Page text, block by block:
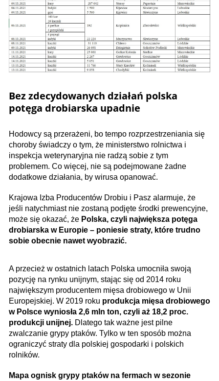
Bez zdecydowanych działań polska
potęga drobiarska upadnie
Hodowcy są przerażeni, bo tempo rozprzestrzeniania się
choroby świadczy o tym, że ministerstwo rolnictwa i
inspekcja weterynaryjna nie radzą sobie z tym
problemem. Co więcej, nie są podejmowane żadne
dodatkowe działania, by wirusa opanować.
Krajowa Izba Producentów Drobiu i Pasz alarmuje, że
jeśli natychmiast nie zostaną podjęte środki prewencyjne,
może się okazać, że Polska, czyli największa potęga
drobiarska w Europie – poniesie straty, które trudno
sobie obecnie nawet wyobrazić.
A przecież w ostatnich latach Polska umocniła swoją
pozycję na rynku unijnym, stając się od 2014 roku
największym producentem mięsa drobiowego w Unii
Europejskiej. W 2019 roku produkcja mięsa drobiowego
w Polsce wyniosła 2,6 mln ton, czyli aż 18,2 proc.
produkcji unijnej. Dlatego tak ważne jest pilne
zwalczanie grypy ptaków. Tylko w ten sposób można
ograniczyć straty dla polskiej gospodarki i polskich
rolników.
Mapa ognisk grypy ptaków na fermach w sezonie